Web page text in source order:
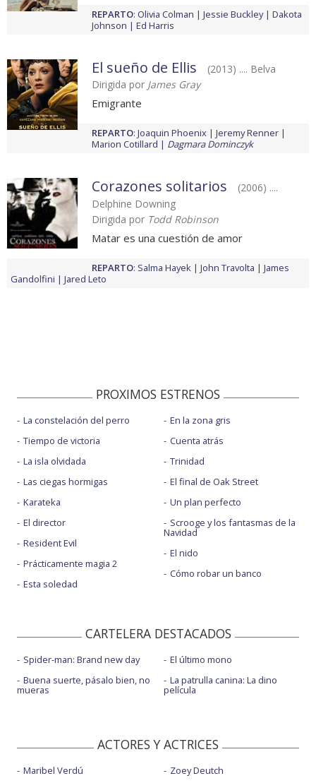
REPARTO: Olivia Colman Jessie Buckley
Dakota
Johnson
Ed Harris
El sueño de Ellis
(2013) .... Belva
Dirigida por James Gray
Emigrante
REPARTO: Joaquin Phoenix
Jeremy Renner
Marion Cotillard
Dagmara Dominczyk
Corazones solitarios
(2006) ....
Delphine Downing
Dirigida por Todd Robinson
Matar es una cuestión de amor
REPARTO: Salma Hayek John Travolta
James
Gandolfini
Jared Leto
PROXIMOS ESTRENOS
La constelación del perro
Tiempo de victoria
La isla olvidada
Las ciegas hormigas
Karateka
El director
Resident Evil
Prácticamente magia 2
Esta soledad
En la zona gris
Cuenta atrás
Trinidad
El final de Oak Street
Un plan perfecto
Scrooge y los fantasmas de la
Navidad
El nido
Cómo robar un banco
CARTELERA DESTACADOS
Spider-man: Brand new day
Buena suerte, pásalo bien, no
mueras
El último mono
La patrulla canina: La dino
película
ACTORES Y ACTRICES
Maribel Verdú
Zoey Deutch